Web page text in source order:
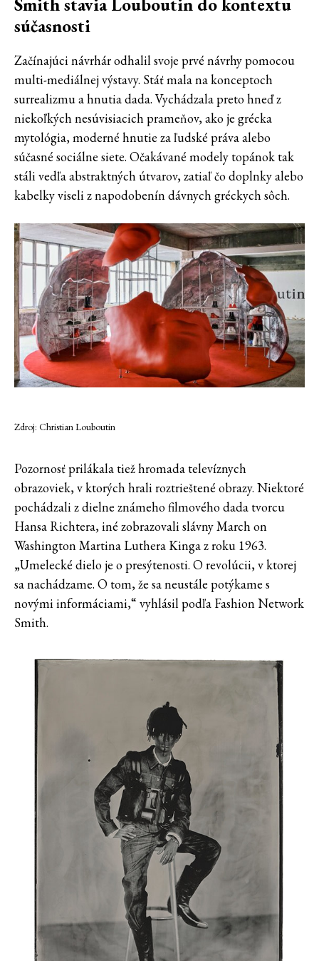
súčasnosti
Začínajúci návrhár odhalil svoje prvé návrhy pomocou
multi-mediálnej výstavy. Stáť mala na konceptoch
surrealizmu a hnutia dada. Vychádzala preto hneď z
niekoľkých nesúvisiacich prameňov, ako je grécka
mytológia, moderné hnutie za ľudské práva alebo
súčasné sociálne siete. Očakávané modely topánok tak
stáli vedľa abstraktných útvarov, zatiaľ čo doplnky alebo
kabelky viseli z napodobenín dávnych gréckych sôch.
Zdroj: Christian Louboutin
Pozornosť prilákala tiež hromada televíznych
obrazoviek, v ktorých hrali roztrieštené obrazy. Niektoré
pochádzali z dielne známeho filmového dada tvorcu
Hansa Richtera, iné zobrazovali slávny March on
Washington Martina Luthera Kinga z roku 1963.
„Umelecké dielo je o presýtenosti. O revolúcii, v ktorej
sa nachádzame. O tom, že sa neustále potýkame s
novými informáciami,“ vyhlásil podľa Fashion Network
Smith.